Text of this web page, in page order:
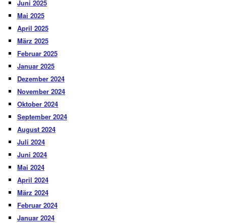
Juni 2025
Mai 2025
April 2025
März 2025
Februar 2025
Januar 2025
Dezember 2024
November 2024
Oktober 2024
September 2024
August 2024
Juli 2024
Juni 2024
Mai 2024
April 2024
März 2024
Februar 2024
Januar 2024